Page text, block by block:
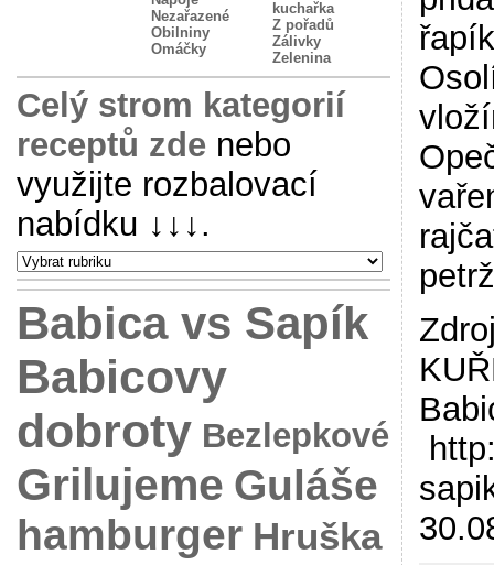
Nezařazené
Obilniny
Omáčky
kuchařka
Z pořadů
Zálivky
Zelenina
Celý strom kategorií
receptů zde nebo
využijte rozbalovací
nabídku ↓↓↓.
Babica vs Sapík
Babicovy
dobroty Bezlepkové
Grilujeme Guláše
hamburger Hruška